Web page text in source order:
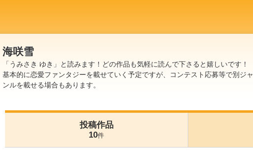
海咲雪
「うみさき ゆき」と読みます！どの作品も気軽に読んで下さると嬉しいです！
基本的に恋愛ファンタジーを載せていく予定ですが、コンテスト応募等で別ジャ
ンルを載せる場合もあります。
投稿作品
10件